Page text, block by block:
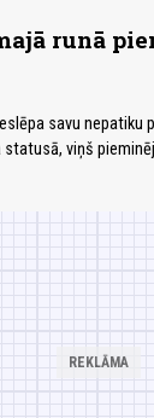
runā
savu nepatiku
viņš